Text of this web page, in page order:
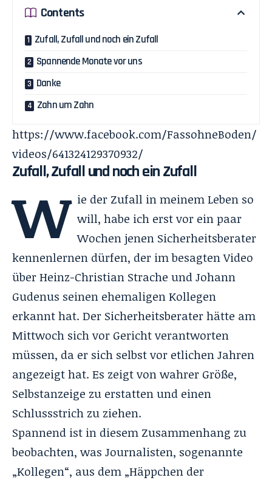
Contents
Zufall, Zufall und noch ein Zufall
Spannende Monate vor uns
Danke
Zahn um Zahn
https://www.facebook.com/FassohneBoden/
videos/641324129370932/
Zufall, Zufall und noch ein Zufall
W ie der Zufall in meinem Leben so
will, habe ich erst vor ein paar
Wochen jenen Sicherheitsberater
kennenlernen dürfen, der im besagten Video
über Heinz-Christian Strache und Johann
Gudenus seinen ehemaligen Kollegen
erkannt hat. Der Sicherheitsberater hätte am
Mittwoch sich vor Gericht verantworten
müssen, da er sich selbst vor etlichen Jahren
angezeigt hat. Es zeigt von wahrer Größe,
Selbstanzeige zu erstatten und einen
Schlussstrich zu ziehen.
Spannend ist in diesem Zusammenhang zu
beobachten, was Journalisten, sogenannte
„Kollegen“, aus dem „Häppchen der